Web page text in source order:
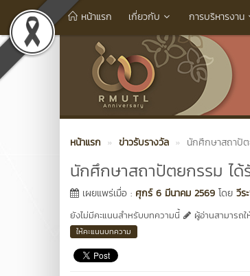
หน้าแรก เกี่ยวกับ การบริหารงาน
หน้าแรก ข่าวรับรางวัล นักศึกษาสถาปัต
นักศึกษาสถาปัตยกรรม ได้
เผยแพร่เมื่อ : ศุกร์ 6 มีนาคม 2569 โดย วีร
ยังไม่มีคะแนนสำหรับบทความนี้
ผู้อ่านสามารถ
ให้คะแนนบทความ